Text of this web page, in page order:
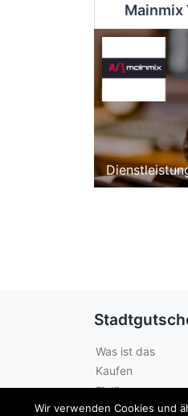
Was ist das
Kaufen
Einlösen
Guthabenabfrage
Wir verwenden Cookies und